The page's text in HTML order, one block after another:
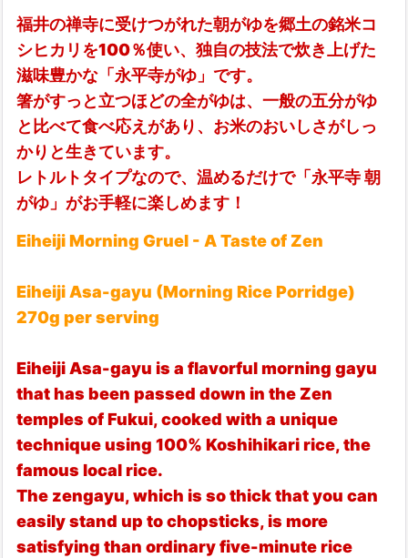
福井の禅寺に受けつがれた朝がゆを郷土の銘米コ
シヒカリを100％使い、独自の技法で炊き上げた
滋味豊かな「永平寺がゆ」です。
箸がすっと立つほどの全がゆは、一般の五分がゆ
と比べて食べ応えがあり、お米のおいしさがしっ
かりと生きています。
レトルトタイプなので、温めるだけで「永平寺 朝
がゆ」がお手軽に楽しめます！
Eiheiji Morning Gruel - A Taste of Zen
Eiheiji Asa-gayu (Morning Rice Porridge)
270g per serving
Eiheiji Asa-gayu is a flavorful morning gayu
that has been passed down in the Zen
temples of Fukui, cooked with a unique
technique using 100% Koshihikari rice, the
famous local rice.
The zengayu, which is so thick that you can
easily stand up to chopsticks, is more
satisfying than ordinary five-minute rice